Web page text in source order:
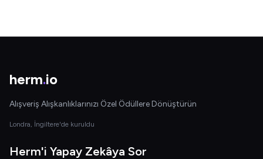
herm.io
Alışveriş Alışkanlıklarınızı Özel Ödüllere Dönüştürün
Londra, İngiltere'de kuruldu
Herm'i Yapay Zekâya Sor